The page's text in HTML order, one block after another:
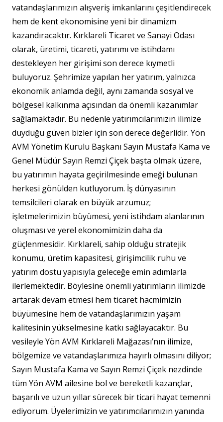
vatandaşlarımızın alışveriş imkanlarını çeşitlendirecek
hem de kent ekonomisine yeni bir dinamizm
kazandıracaktır. Kırklareli Ticaret ve Sanayi Odası
olarak, üretimi, ticareti, yatırımı ve istihdamı
destekleyen her girişimi son derece kıymetli
buluyoruz. Şehrimize yapılan her yatırım, yalnızca
ekonomik anlamda değil, aynı zamanda sosyal ve
bölgesel kalkınma açısından da önemli kazanımlar
sağlamaktadır. Bu nedenle yatırımcılarımızın ilimize
duyduğu güven bizler için son derece değerlidir. Yön
AVM Yönetim Kurulu Başkanı Sayın Mustafa Kama ve
Genel Müdür Sayın Remzi Çiçek başta olmak üzere,
bu yatırımın hayata geçirilmesinde emeği bulunan
herkesi gönülden kutluyorum. İş dünyasının
temsilcileri olarak en büyük arzumuz;
işletmelerimizin büyümesi, yeni istihdam alanlarının
oluşması ve yerel ekonomimizin daha da
güçlenmesidir. Kırklareli, sahip olduğu stratejik
konumu, üretim kapasitesi, girişimcilik ruhu ve
yatırım dostu yapısıyla geleceğe emin adımlarla
ilerlemektedir. Böylesine önemli yatırımların ilimizde
artarak devam etmesi hem ticaret hacmimizin
büyümesine hem de vatandaşlarımızın yaşam
kalitesinin yükselmesine katkı sağlayacaktır. Bu
vesileyle Yön AVM Kırklareli Mağazası’nın ilimize,
bölgemize ve vatandaşlarımıza hayırlı olmasını diliyor;
Sayın Mustafa Kama ve Sayın Remzi Çiçek nezdinde
tüm Yön AVM ailesine bol ve bereketli kazançlar,
başarılı ve uzun yıllar sürecek bir ticari hayat temenni
ediyorum. Üyelerimizin ve yatırımcılarımızın yanında